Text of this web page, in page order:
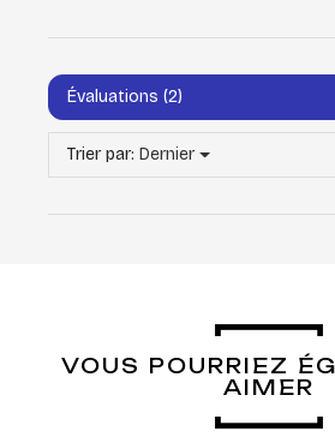
Évaluations (2)
Trier par: Dernier
VOUS POURRIEZ
AIMER